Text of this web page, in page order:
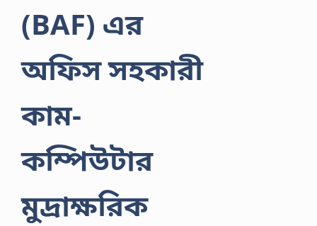
(BAF) এর
অফিস সহকারী
কাম-
কম্পিউটার
মুদ্রাক্ষরিক